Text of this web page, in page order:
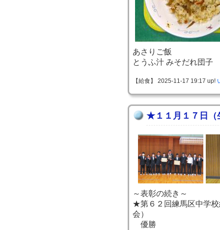
あさりご飯
とうふ汁 みそだれ団子
【給食】 2025-11-17 19:17 up!
★１１月１７日（
～表彰の続き～
★第６２回練馬区中学
会）
優勝